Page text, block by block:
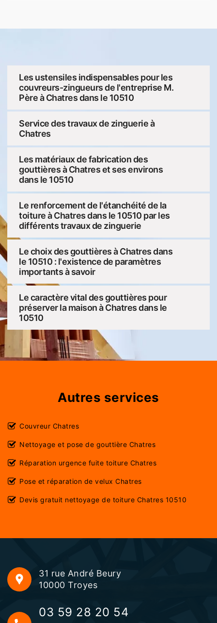
Les ustensiles indispensables pour les
couvreurs-zingueurs de l'entreprise M.
Père à Chatres dans le 10510
Service des travaux de zinguerie à
Chatres
Les matériaux de fabrication des
gouttières à Chatres et ses environs
dans le 10510
Le renforcement de l'étanchéité de la
toiture à Chatres dans le 10510 par les
différents travaux de zinguerie
Le choix des gouttières à Chatres dans
le 10510 : l'existence de paramètres
importants à savoir
Le caractère vital des gouttières pour
préserver la maison à Chatres dans le
10510
Autres services
Couvreur Chatres
Nettoyage et pose de gouttière Chatres
Réparation urgence fuite toiture Chatres
Pose et réparation de velux Chatres
Devis gratuit nettoyage de toiture Chatres 10510
31 rue André Beury
10000 Troyes
03 59 28 20 54